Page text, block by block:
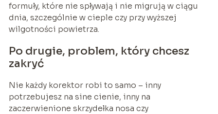
formuły, które nie spływają i nie migrują w ciągu
dnia, szczególnie w cieple czy przy wyższej
wilgotności powietrza.
Po drugie, problem, który chcesz
zakryć
Nie każdy korektor robi to samo – inny
potrzebujesz na sine cienie, inny na
zaczerwienione skrzydełka nosa czy